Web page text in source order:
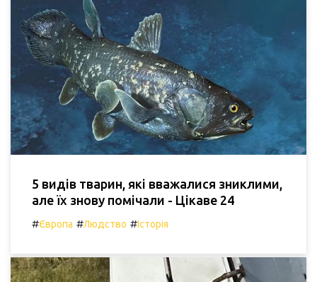
5 видів тварин, які вважалися зниклими,
але їх знову помічали - Цікаве 24
#Європа #Людство #Історія